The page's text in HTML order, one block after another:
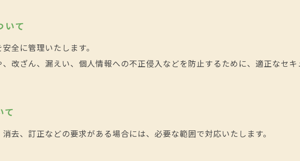
いて
全に管理いたします。
改ざん、漏えい、個人情報への不正侵入などを防止するために、適正なセキ
て
去、訂正などの要求がある場合には、必要な範囲で対応いたします。